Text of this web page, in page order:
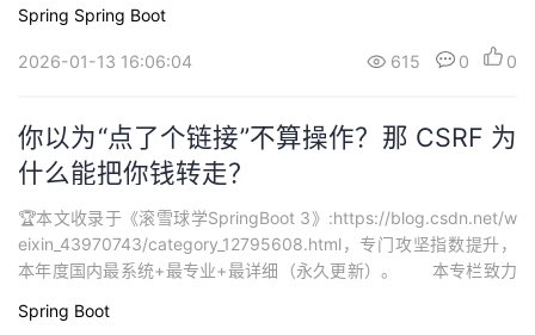
网独家首发，打造精品专栏，专栏持续更新中…欢迎大家订阅持续学
习。...
Spring Spring Boot
2026-01-13 16:06:04 615 0 0
你以为“点了个链接”不算操作？那 CSRF 为
什么能把你钱转走？
🏆本文收录于《滚雪球学SpringBoot 3》:https://blog.csdn.net/w
eixin_43970743/category_12795608.html，专门攻坚指数提升，
本年度国内最系统+最专业+最详细（永久更新）。 本专栏致力
网独家首发，打造精品专栏，专栏持续更新中…欢迎大家订阅持续学
Spring Boot